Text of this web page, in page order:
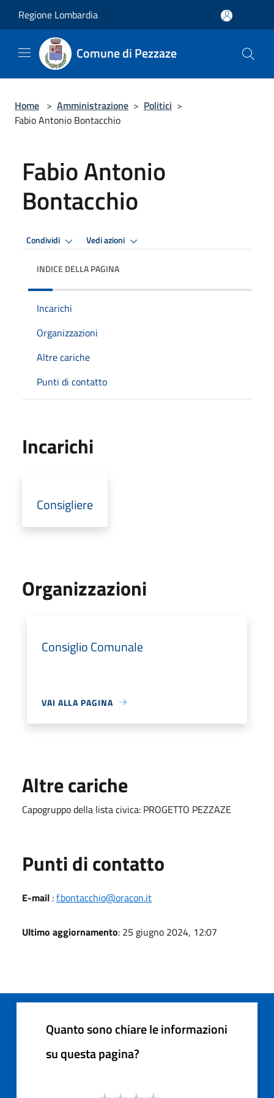
Regione Lombardia
Comune di Pezzaze
Home > Amministrazione > Politici >
Fabio Antonio Bontacchio
Fabio Antonio
Bontacchio
Condividi Vedi azioni
INDICE DELLA PAGINA
Incarichi
Organizzazioni
Altre cariche
Punti di contatto
Incarichi
Consigliere
Organizzazioni
Consiglio Comunale
VAI ALLA PAGINA
Altre cariche
Capogruppo della lista civica: PROGETTO PEZZAZE
Punti di contatto
E-mail :f.bontacchio@oracon.it
Ultimo aggiornamento: 25 giugno 2024, 12:07
Quanto sono chiare le informazioni
su questa pagina?